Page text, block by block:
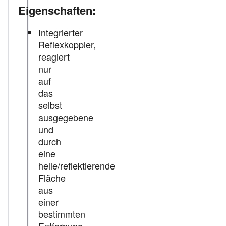
Eigenschaften:
Integrierter
Reflexkoppler,
reagiert
nur
auf
das
selbst
ausgegebene
und
durch
eine
helle/reflektierende
Fläche
aus
einer
bestimmten